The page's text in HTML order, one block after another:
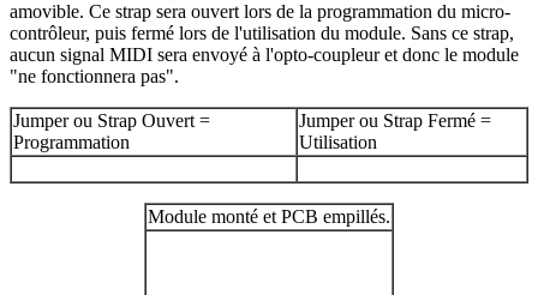
amovible. Ce strap sera ouvert lors de la programmation du micro-
contrôleur, puis fermé lors de l'utilisation du module. Sans ce strap,
aucun signal MIDI sera envoyé à l'opto-coupleur et donc le module
"ne fonctionnera pas".
Jumper ou Strap Ouvert =
Programmation
Jumper ou Strap Fermé =
Utilisation
Module monté et PCB empillés.